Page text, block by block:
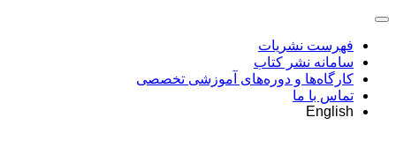
فهرست نشریات
سامانه نشر کتاب
کارگاه‌ها و دوره‌های آموزشی تخصصی
تماس با ما
English